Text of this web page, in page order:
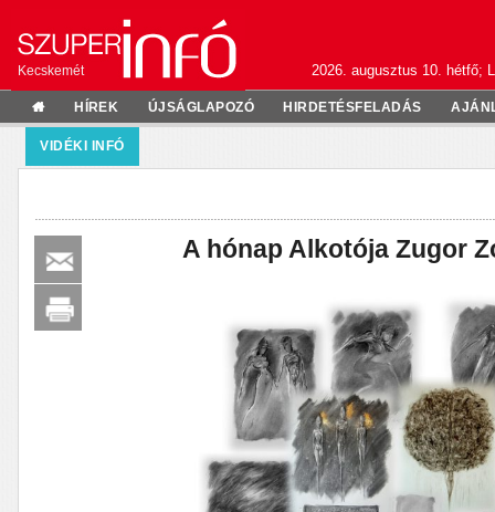
Kecskemét 2026. augusztus 10. hétfő;
HÍREK ÚJSÁGLAPOZÓ HIRDETÉSFELADÁS
VIDÉKI INFÓ
A hónap Alkotója Zugor